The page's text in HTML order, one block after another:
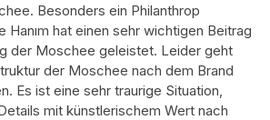
Besonders ein Philanthrop
Hanım hat einen sehr wichtigen Beitrag
der Moschee geleistet. Leider geht
der Moschee nach dem Brand
Es ist eine sehr traurige Situation,
mit künstlerischem Wert nach